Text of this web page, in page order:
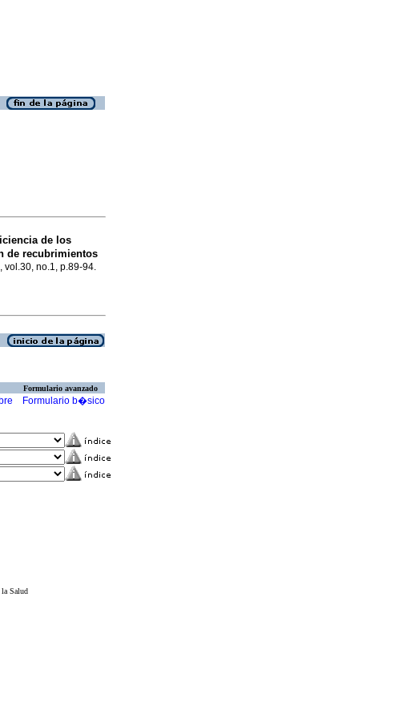
de los
de recubrimientos
vol.30, no.1, p.89-94.
Formulario avanzado
Formulario b�sico
Salud